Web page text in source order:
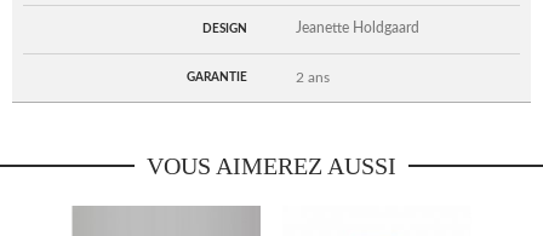
DESIGN Jeanette Holdgaard
GARANTIE 2 ans
VOUS AIMEREZ AUSSI